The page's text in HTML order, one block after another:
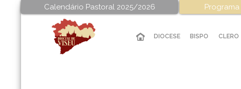
Calendário Pastoral 2025/2026
DIOCESE BISPO CLERO